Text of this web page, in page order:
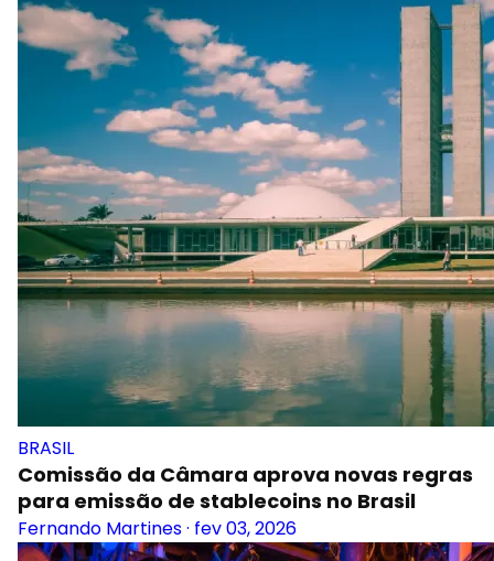
BRASIL
Comissão da Câmara aprova novas regras
para emissão de stablecoins no Brasil
Fernando Martines· fev 03, 2026